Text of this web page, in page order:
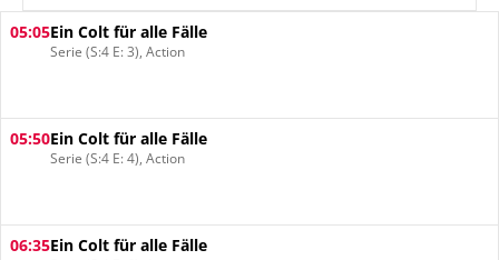
05:05Ein Colt für alle Fälle
Serie (S:4 E: 3), Action
05:50Ein Colt für alle Fälle
Serie (S:4 E: 4), Action
06:35Ein Colt für alle Fälle